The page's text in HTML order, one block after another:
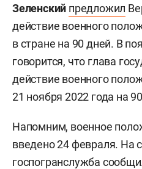
Зеленский предложил
действие военного
в стране на 90 дней. В
говорится, что глава
действие военного
21 ноября 2022 года на
Напомним, военное
введено 24 февраля. На
госпогранслужба